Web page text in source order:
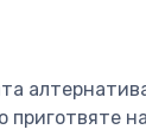
приготвяте